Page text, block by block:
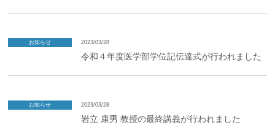
お問い合わせ交通アクセス
お知らせ 2023/03/28
令和４年度医学部学位記伝達式が行われました
お知らせ 2023/03/28
岩立 康男 教授の最終講義が行われました